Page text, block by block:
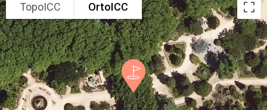
TopoICC OrtoICC